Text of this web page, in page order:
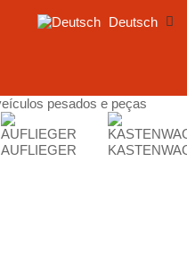
Deutsch
AUFLIEGER